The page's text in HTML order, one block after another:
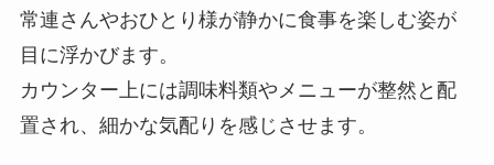
常連さんやおひとり様が静かに食事を楽しむ姿が
目に浮かびます。
カウンター上には調味料類やメニューが整然と配
置され、細かな気配りを感じさせます。